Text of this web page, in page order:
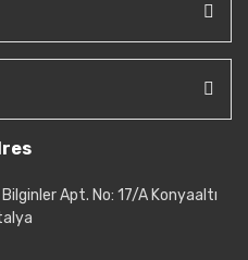
Apt. No: 17/A Konyaaltı